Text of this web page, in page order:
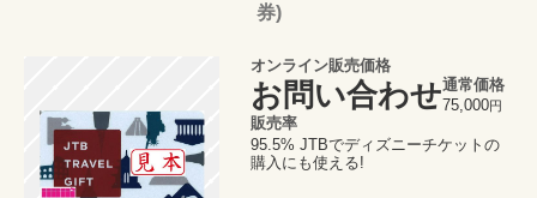
券)
オンライン販売価格
お問い合わせ通常価格
75,000円
販売率
95.5% JTBでディズニーチケットの
購入にも使える!